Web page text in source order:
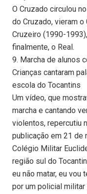
O Cruzado circulou
do Cruzado, vieram
Cruzeiro (1990-
finalmente, o Real.
9. Marcha de alunos
Crianças cantaram
escola do Tocantins
Um vídeo, que
marcha e cantando
violentos, repercutiu
publicação em 21 de
Colégio Militar
região sul do
eu não matar, eu vou
por um policial militar